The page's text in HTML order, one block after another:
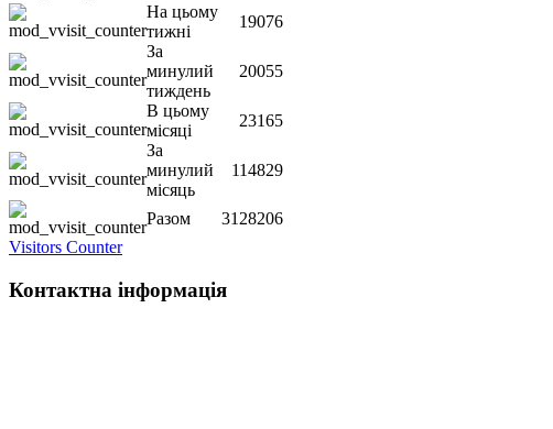
На цьому
тижні
19076
За
минулий
тиждень
20055
В цьому
місяці
23165
За
минулий
місяць
114829
Разом
3128206
Visitors Counter
Контактна інформація